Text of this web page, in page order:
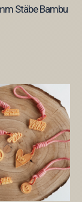
Stäbe Bambu